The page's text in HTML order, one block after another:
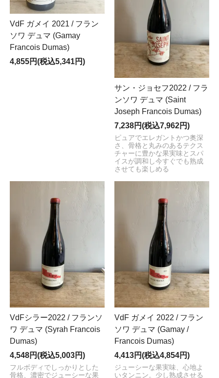
VdF ガメイ 2021 / フラン
ソワ デュマ (Gamay
Francois Dumas)
4,855円(税込5,341円)
サン・ジョセフ2022 / フラ
ンソワ デュマ (Saint
Joseph Francois Dumas)
7,238円(税込7,962円)
ピュアでエレガントかつ奥深
さ、骨格と丸みのあるテクス
チャーに豊かな果実味とスパ
イスが調和し今すぐでも熟成
させても楽しめる
VdFシラー2022 / フランソ
ワ デュマ (Syrah Francois
Dumas)
4,548円(税込5,003円)
フルボディでしっかりとした
骨格、濃密でジューシーな果
VdF ガメイ 2022 / フラン
ソワ デュマ (Gamay /
Francois Dumas)
4,413円(税込4,854円)
ジューシーな果実味、心地よ
いタンニン。少し熟成させる